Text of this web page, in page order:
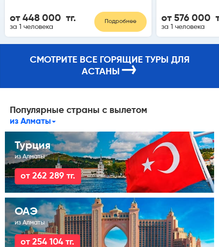
от 448 000 тг.
за 1 человека
Подробнее от 576 000
за 1 человека
СМОТРИТЕ ВСЕ ГОРЯЩИЕ ТУРЫ ДЛЯ
АСТАНЫ →
Популярные страны с вылетом
из Алматы
Турция
из Алматы
от 262 289 тг.
ОАЭ
из Алматы
от 254 104 тг.